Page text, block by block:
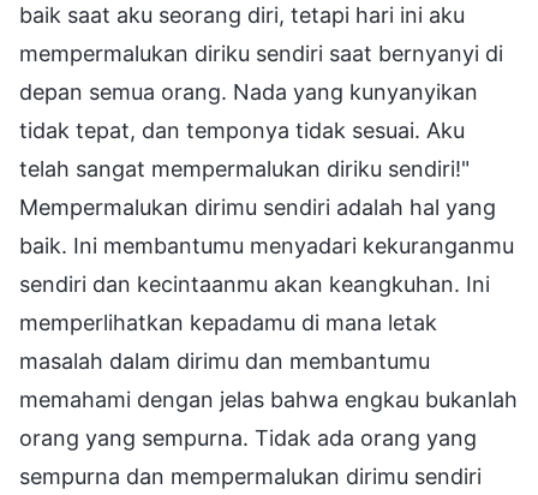
baik saat aku seorang diri, tetapi hari ini aku
mempermalukan diriku sendiri saat bernyanyi di
depan semua orang. Nada yang kunyanyikan
tidak tepat, dan temponya tidak sesuai. Aku
telah sangat mempermalukan diriku sendiri!"
Mempermalukan dirimu sendiri adalah hal yang
baik. Ini membantumu menyadari kekuranganmu
sendiri dan kecintaanmu akan keangkuhan. Ini
memperlihatkan kepadamu di mana letak
masalah dalam dirimu dan membantumu
memahami dengan jelas bahwa engkau bukanlah
orang yang sempurna. Tidak ada orang yang
sempurna dan mempermalukan dirimu sendiri